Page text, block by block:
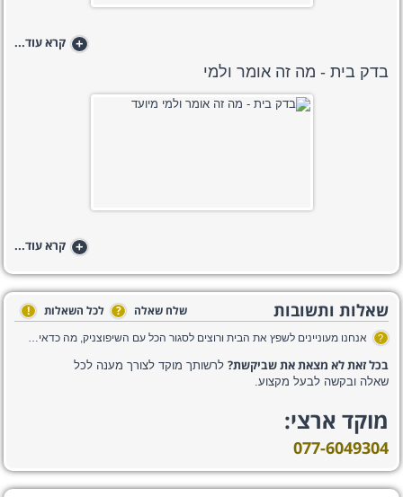
+ קרא עוד...
בדק בית - מה זה אומר ולמי
+ קרא עוד...
שאלות ותשובות לכל השאלות ! שלח שאלה ?
? אנחנו מעוניינים לשפץ את הבית ורוצים לסגור הכל עם השיפוצניק, מה כדאי לציין בחוזה השיפוצים?
בכל זאת לא מצאת את שביקשת? לרשותך מוקד לצורך מענה לכל
שאלה ובקשה לבעל מקצוע.
מוקד ארצי:
077-6049304